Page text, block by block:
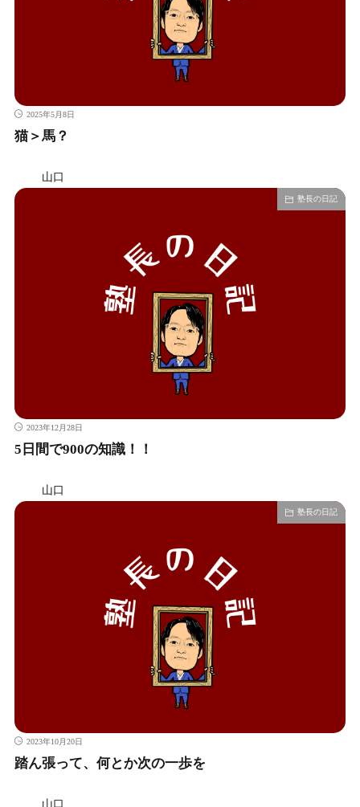
2025年5月8日
猫＞馬？
山口
塾長の日記
2023年12月28日
5日間で900の知識！！
山口
塾長の日記
2023年10月20日
踏ん張って、何とか次の一歩を
山口